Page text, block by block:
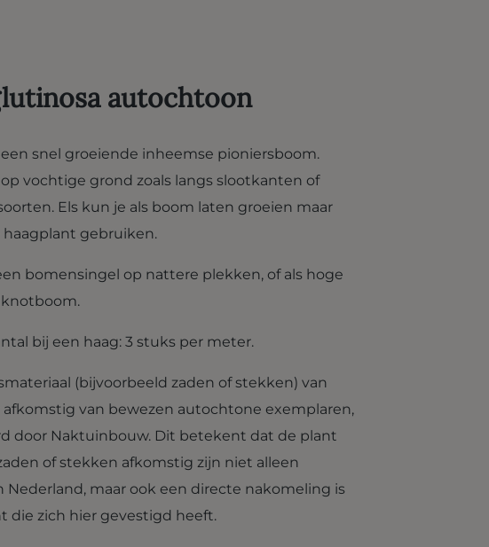
autochtoon
snel groeiende inheemse pioniersboom.
vochtige grond zoals langs slootkanten of
Els kun je als boom laten groeien maar
haagplant gebruiken.
bomensingel op nattere plekken, of als hoge
knotboom.
bij een haag: 3 stuks per meter.
(bijvoorbeeld zaden of stekken) van
afkomstig van bewezen autochtone exemplaren,
door Naktuinbouw. Dit betekent dat de plant
of stekken afkomstig zijn niet alleen
Nederland, maar ook een directe nakomeling is
die zich hier gevestigd heeft.